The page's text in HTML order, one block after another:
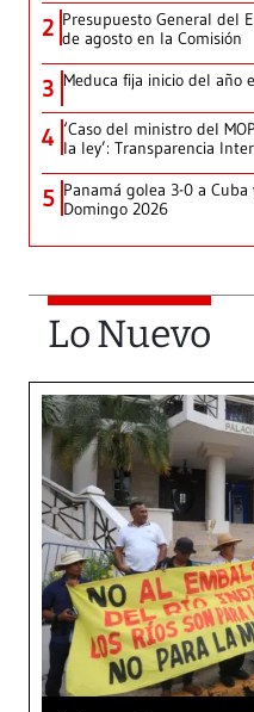
2 Presupuesto General del
de agosto en la Comisión
3 Meduca fija inicio del año
4 ‘Caso del ministro del
la ley’: Transparencia
5 Panamá golea 3-0 a
Domingo 2026
Lo Nuevo